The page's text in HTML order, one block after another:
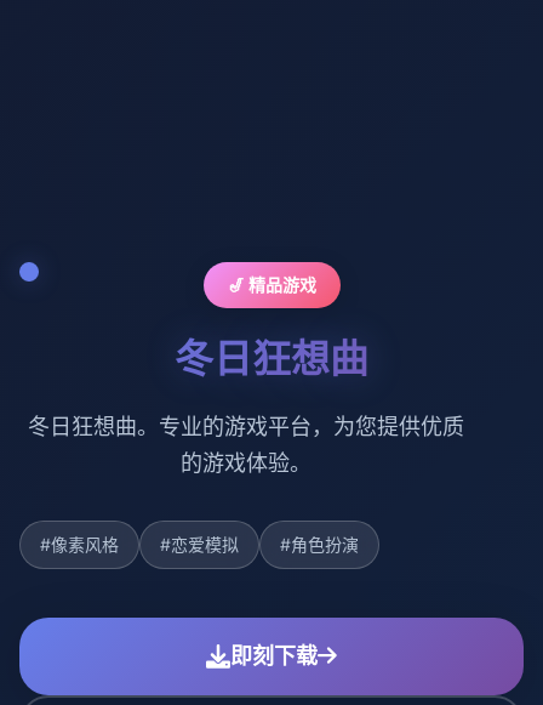
🎷 精品游戏
冬日狂想曲
冬日狂想曲。专业的游戏平台，为您提供优质
的游戏体验。
#像素风格 #恋爱模拟 #角色扮演
即刻下载